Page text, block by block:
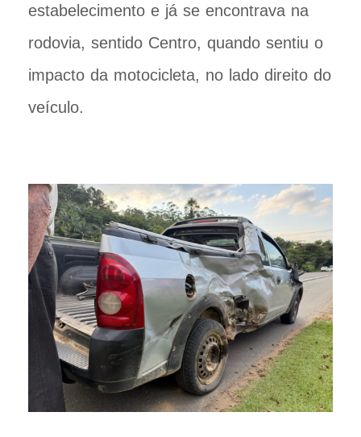
estabelecimento e já se encontrava na
rodovia, sentido Centro, quando sentiu o
impacto da motocicleta, no lado direito do
veículo.